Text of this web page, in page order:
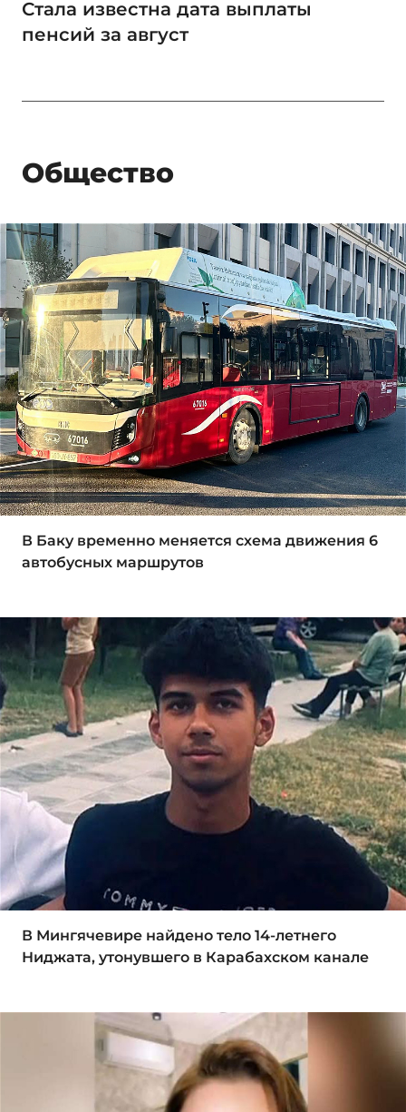
Стала известна дата выплаты
пенсий за август
Общество
В Баку временно меняется схема движения 6
автобусных маршрутов
В Мингячевире найдено тело 14-летнего
Ниджата, утонувшего в Карабахском канале